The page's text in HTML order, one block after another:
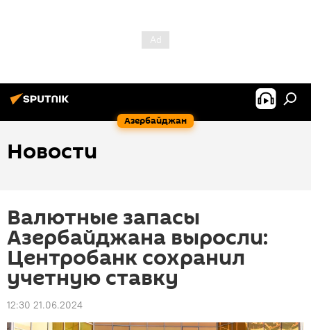
Азербайджан
Новости
Валютные запасы
Азербайджана выросли:
Центробанк сохранил
учетную ставку
12:30 21.06.2024